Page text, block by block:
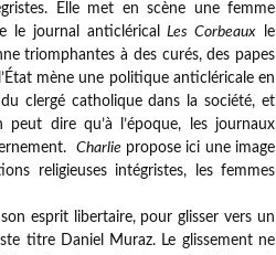
Elle met en scène une femme
le journal anticléricalLes Corbeaux le
triomphantes à des curés, des papes
mène une politique anticléricale en
clergé catholique dans la société, et
dire qu’à l’époque, les journaux
Charlie propose ici une image
religieuses intégristes, les femmes
esprit libertaire, pour glisser vers un
titre Daniel Muraz. Le glissement ne